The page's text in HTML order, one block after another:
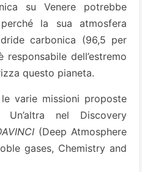
su Venere potrebbe
la sua atmosfera
carbonica (96,5 per
dell’estremo
questo pianeta.
varie missioni proposte
nel Discovery
(Deep Atmosphere
gases, Chemistry and